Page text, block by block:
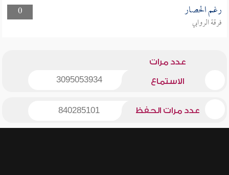
0
رغم الحصار
فرقة الروابي
عدد مرات
الاستماع 3095053934
عدد مرات الحفظ 840285101